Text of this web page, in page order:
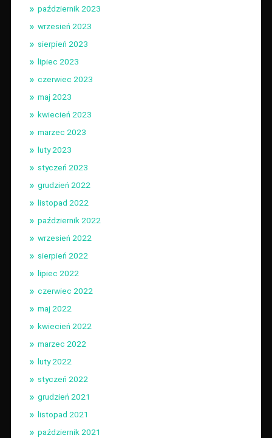
październik 2023
wrzesień 2023
sierpień 2023
lipiec 2023
czerwiec 2023
maj 2023
kwiecień 2023
marzec 2023
luty 2023
styczeń 2023
grudzień 2022
listopad 2022
październik 2022
wrzesień 2022
sierpień 2022
lipiec 2022
czerwiec 2022
maj 2022
kwiecień 2022
marzec 2022
luty 2022
styczeń 2022
grudzień 2021
listopad 2021
październik 2021